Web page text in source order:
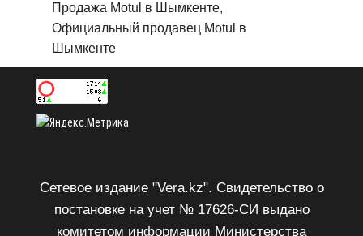
Продажа Motul в Шымкенте,
Официальный продавец Motul в
Шымкенте
Сетевое издание "Vera.kz". Свидетельство о
постановке на учет № 17626-СИ выдано
комитетом информации Министерства